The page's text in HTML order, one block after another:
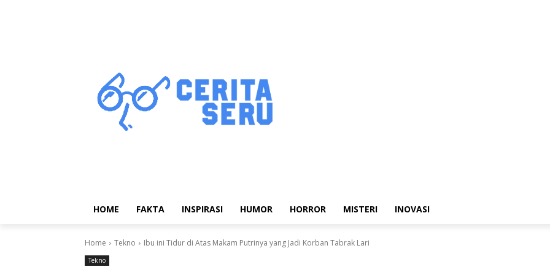
HOME FAKTA INSPIRASI HUMOR HORROR MISTERI INOVASI
Home Tekno Ibu ini Tidur di Atas Makam Putrinya yang Jadi Korban Tabrak Lari
Tekno